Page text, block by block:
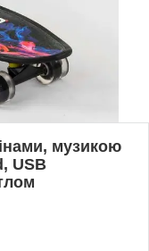
музикою
USB